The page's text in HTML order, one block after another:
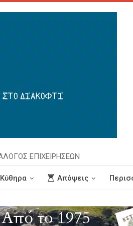
ΕΠΙΧΕΙΡΗΣΕΩΝ
Απόψεις